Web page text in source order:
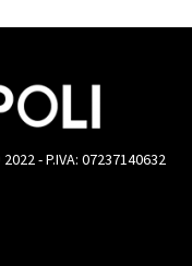
- P.IVA: 07237140632